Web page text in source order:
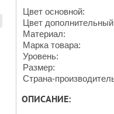
Цвет основной:
Цвет
Материал:
Марка товара:
Уровень:
Размер:
Страна-
ОПИСАНИЕ: